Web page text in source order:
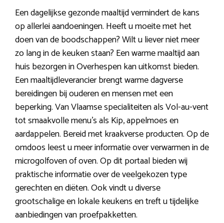
Een dagelijkse gezonde maaltijd vermindert de kans
op allerlei aandoeningen. Heeft u moeite met het
doen van de boodschappen? Wilt u liever niet meer
zo lang in de keuken staan? Een warme maaltijd aan
huis bezorgen in Overhespen kan uitkomst bieden.
Een maaltijdleverancier brengt warme dagverse
bereidingen bij ouderen en mensen met een
beperking. Van Vlaamse specialiteiten als Vol-au-vent
tot smaakvolle menu’s als Kip, appelmoes en
aardappelen. Bereid met kraakverse producten. Op de
omdoos leest u meer informatie over verwarmen in de
microgolfoven of oven. Op dit portaal bieden wij
praktische informatie over de veelgekozen type
gerechten en diëten. Ook vindt u diverse
grootschalige en lokale keukens en treft u tijdelijke
aanbiedingen van proefpakketten.